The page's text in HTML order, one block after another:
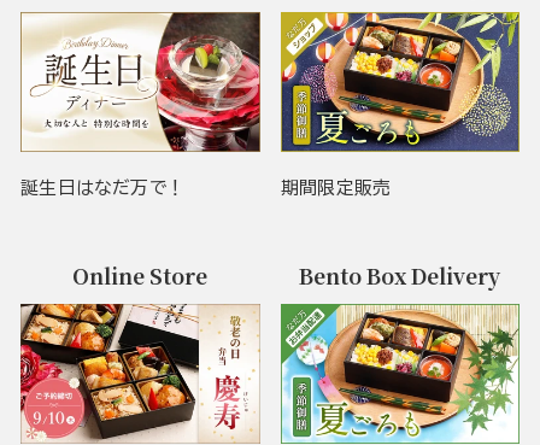
誕生日はなだ万で！ 期間限定販売
Online Store Bento Box Delivery